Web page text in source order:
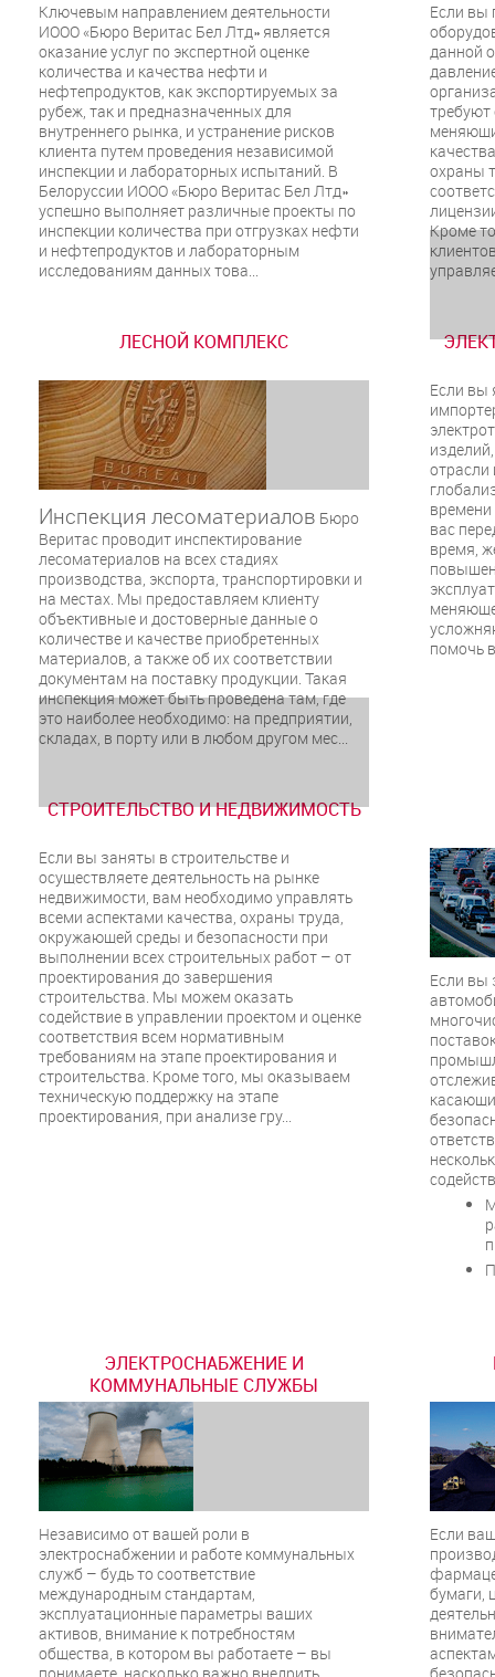
Ключевым направлением деятельности
ИООО «Бюро Веритас Бел Лтд» является
оказание услуг по экспертной оценке
количества и качества нефти и
нефтепродуктов, как экспортируемых за
рубеж, так и предназначенных для
внутреннего рынка, и устранение рисков
клиента путем проведения независимой
инспекции и лабораторных испытаний. В
Белоруссии ИООО «Бюро Веритас Бел Лтд»
успешно выполняет различные проекты по
инспекции количества при отгрузках нефти
и нефтепродуктов и лабораторным
исследованиям данных това...
Если вы
данной
требуют
охраны
Кроме
ЛЕСНОЙ КОМПЛЕКС
Инспекция лесоматериалов Бюро
Веритас проводит инспектирование
лесоматериалов на всех стадиях
производства, экспорта, транспортировки и
на местах. Мы предоставляем клиенту
объективные и достоверные данные о
количестве и качестве приобретенных
материалов, а также об их соответствии
документам на поставку продукции. Такая
инспекция может быть проведена там, где
это наиболее необходимо: на предприятии,
складах, в порту или в любом другом мес...
Если вы
отрасли
вас
время,
помочь
СТРОИТЕЛЬСТВО И НЕДВИЖИМОСТЬ
Если вы заняты в строительстве и
осуществляете деятельность на рынке
недвижимости, вам необходимо управлять
всеми аспектами качества, охраны труда,
окружающей среды и безопасности при
выполнении всех строительных работ – от
проектирования до завершения
строительства. Мы можем оказать
содействие в управлении проектом и оценке
соответствия всем нормативным
требованиям на этапе проектирования и
строительства. Кроме того, мы оказываем
техническую поддержку на этапе
проектирования, при анализе гру...
Если вы
ЭЛЕКТРОСНАБЖЕНИЕ И
КОММУНАЛЬНЫЕ СЛУЖБЫ
Независимо от вашей роли в
электроснабжении и работе коммунальных
служб – будь то соответствие
международным стандартам,
эксплуатационные параметры ваших
активов, внимание к потребностям
общества, в котором вы работаете – вы
Если
бумаги,